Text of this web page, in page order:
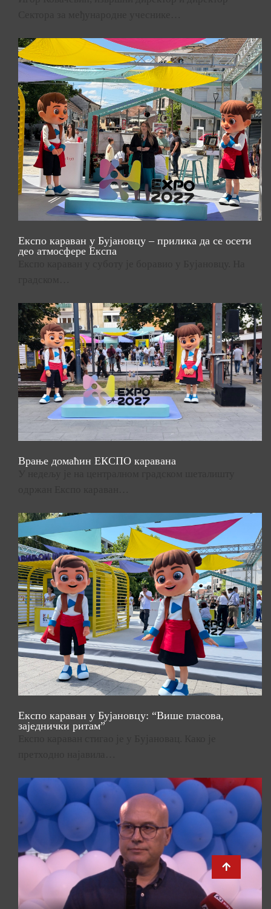
Експо караван у Бујановцу – прилика да се осети
део атмосфере Експа
Врање домаћин ЕКСПО каравана
Експо караван у Бујановцу: “Више гласова,
заједнички ритам”